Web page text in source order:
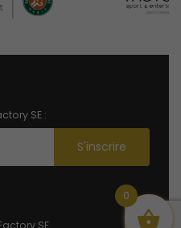
SE :
S'inscrire
SE.
0